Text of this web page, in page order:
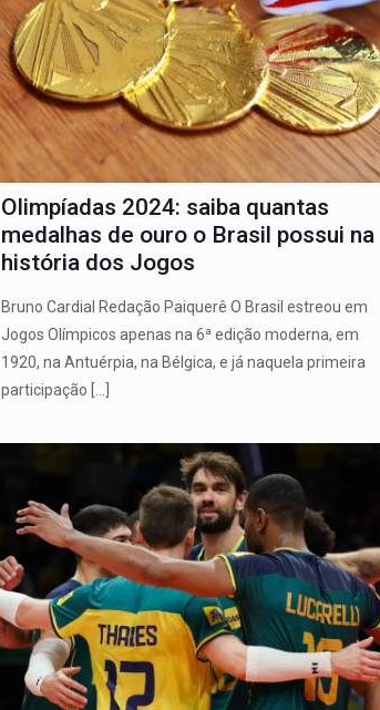
Olimpíadas 2024: saiba quantas
medalhas de ouro o Brasil possui na
história dos Jogos
Bruno Cardial Redação Paiquerê O Brasil estreou em
Jogos Olímpicos apenas na 6ª edição moderna, em
1920, na Antuérpia, na Bélgica, e já naquela primeira
participação […]